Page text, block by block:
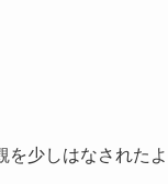
を少しはなされたよ